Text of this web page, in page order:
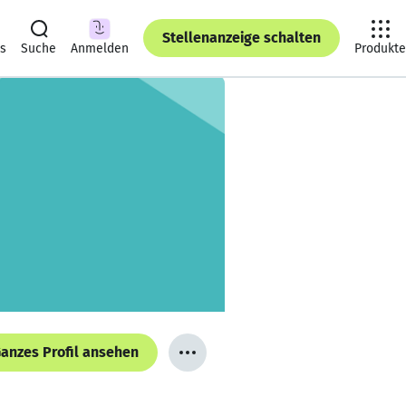
Suche Anmelden
Stellenanzeige schalten
Produkte
Profil ansehen